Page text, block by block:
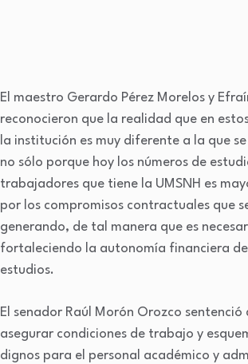
El maestro Gerardo Pérez Morelos y
reconocieron que la realidad que en
la institución es muy diferente a la que
no sólo porque hoy los números de
trabajadores que tiene la UMSNH es
por los compromisos contractuales que
generando, de tal manera que es
fortaleciendo la autonomía financiera
estudios.
El senador Raúl Morón Orozco sentenció
asegurar condiciones de trabajo y
dignos para el personal académico y